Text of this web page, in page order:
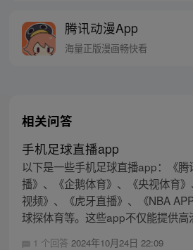
腾讯动漫App
海量正版漫画畅快看
相关问答
手机足球直播app
以下是一些手机足球直播app：《腾
播》、《企鹅体育》、《央视体育
视频》、《虎牙直播》、《NBA
球探体育等。这些app不仅能提供高
1 个回答 2024年10月24日 22:09